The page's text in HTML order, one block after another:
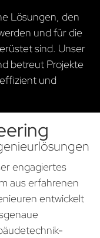
Lösungen, den
und für die
sind. Unser
betreut Projekte
und
engagiertes
aus erfahrenen
entwickelt